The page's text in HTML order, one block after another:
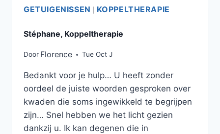
GETUIGENISSEN KOPPELTHERAPIE
Stéphane, Koppeltherapie
Door Florence Tue Oct J
Bedankt voor je hulp… U heeft zonder
oordeel de juiste woorden gesproken over
kwaden die soms ingewikkeld te begrijpen
zijn… Snel hebben we het licht gezien
dankzij u. Ik kan degenen die in